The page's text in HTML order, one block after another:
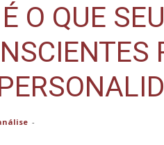
O QUE
-